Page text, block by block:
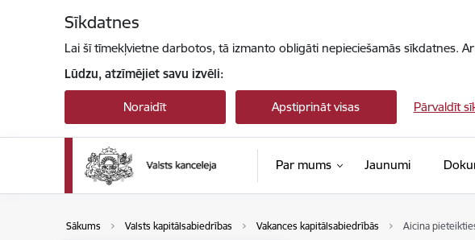
Sīkdatnes
Lai šī tīmekļvietne darbotos, tā izmanto obligāti nepieciešamās sīkdatnes.
Lūdzu, atzīmējiet savu izvēli:
Noraidīt Apstiprināt visas Pārvaldīt
Par mums Jaunumi
Sākums Valsts kapitālsabiedrības Vakances kapitālsabiedrībās Aicina